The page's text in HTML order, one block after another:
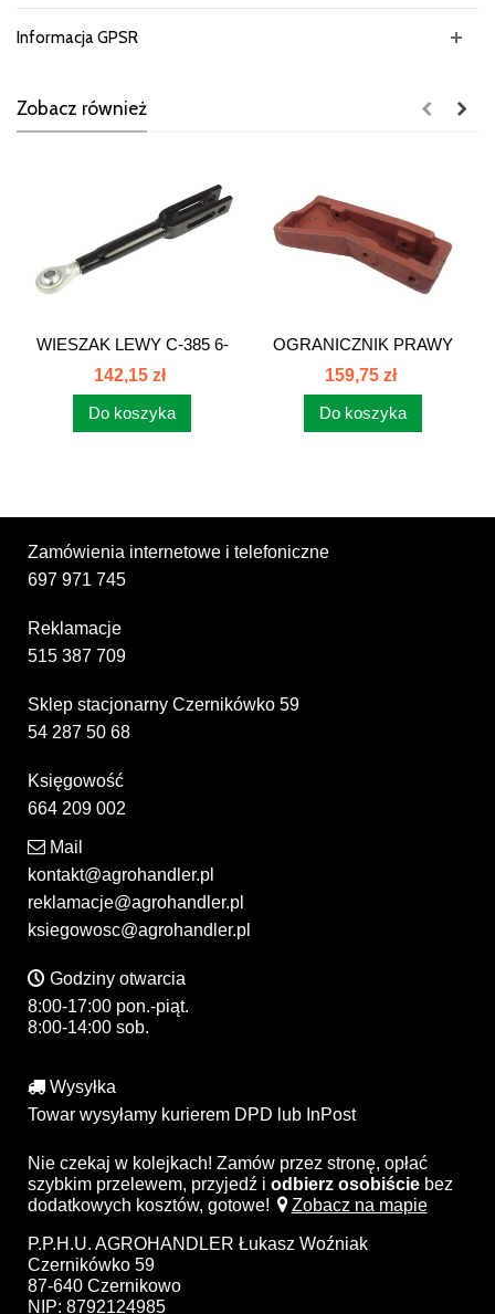
Informacja GPSR
Zobacz również
WIESZAK LEWY C-385 6-
CYL 89450989
142,15 zł
Do koszyka
OGRANICZNIK PRAWY
89450002
159,75 zł
Do koszyka
Zamówienia internetowe i telefoniczne
697 971 745
Reklamacje
515 387 709
Sklep stacjonarny Czernikówko 59
54 287 50 68
Księgowość
664 209 002
Mail
kontakt@agrohandler.pl
reklamacje@agrohandler.pl
ksiegowosc@agrohandler.pl
Godziny otwarcia
8:00-17:00 pon.-piąt.
8:00-14:00 sob.
Wysyłka
Towar wysyłamy kurierem DPD lub InPost
Nie czekaj w kolejkach! Zamów przez stronę, opłać
szybkim przelewem, przyjedź i odbierz osobiście bez
dodatkowych kosztów, gotowe!
Zobacz na mapie
P.P.H.U. AGROHANDLER Łukasz Woźniak
Czernikówko 59
87-640 Czernikowo
NIP: 8792124985